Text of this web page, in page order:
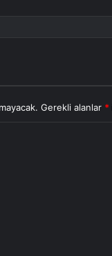
Gerekli alanlar *